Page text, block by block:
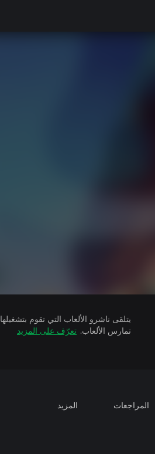
تمارس الألعاب. تعرّف على المزيد
المراجعات المزيد